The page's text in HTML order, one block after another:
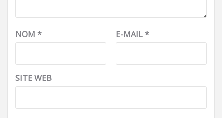
NOM * E-MAIL*
SITE WEB